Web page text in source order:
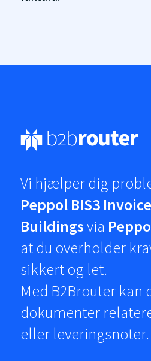
Vi hjælper dig
Peppol BIS3 Invoice
Buildingsvia
at du overholder
sikkert og let.
Med B2Brouter kan
dokumenter
eller leveringsnoter.